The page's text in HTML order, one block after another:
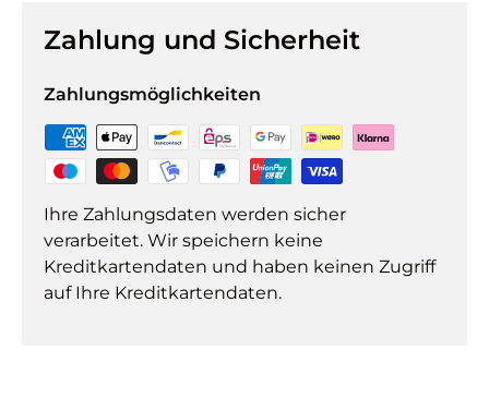
Zahlung und Sicherheit
Zahlungsmöglichkeiten
Ihre Zahlungsdaten werden sicher
verarbeitet. Wir speichern keine
Kreditkartendaten und haben keinen Zugriff
auf Ihre Kreditkartendaten.